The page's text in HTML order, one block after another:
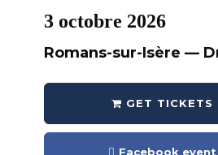
3 octobre 2026
Romans-sur-Isère —
GET TICKETS
Facebook event